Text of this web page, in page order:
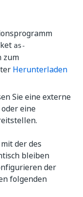
as-
zum
Herunterladen
Sie eine externe
eine
der des
bleiben
der
folgenden